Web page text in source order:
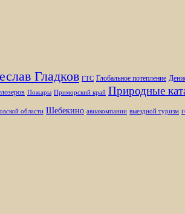
Гладков ГТС Глобальное потепление
Пожары Приморский край Природные
области Шебекино авиакомпании выездной туризм